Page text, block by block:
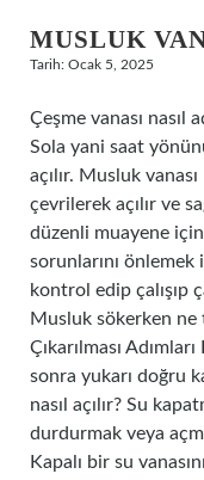
MUSLUK
Tarih: Ocak 5, 2025
Çeşme vanası nasıl
Sola yani saat
açılır. Musluk
çevrilerek açılır ve
düzenli muayene için
sorunlarını önlemek
kontrol edip çalışıp
Musluk sökerken
Çıkarılması
sonra yukarı doğru
nasıl açılır? Su
durdurmak veya
Kapalı bir su